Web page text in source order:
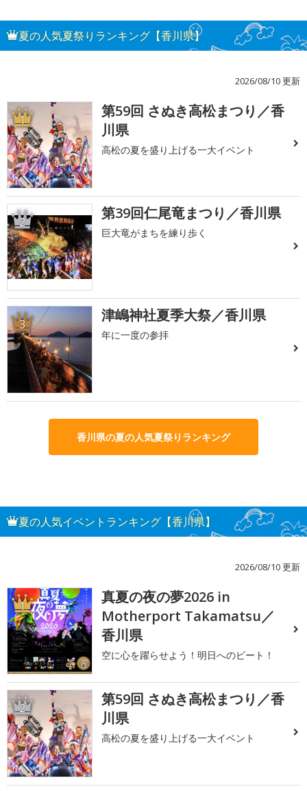
夏の人気夏祭りランキング【香川県】
2026/08/10 更新
1
第59回 さぬき高松まつり／香
川県
高松の夏を盛り上げる一大イベント
2 第39回仁尾竜まつり／香川県
巨大竜がまちを練り歩く
3 津嶋神社夏季大祭／香川県
年に一度の参拝
香川県の夏の人気夏祭りランキング
夏の人気イベントランキング【香川県】
2026/08/10 更新
1
真夏の夜の夢2026 in
Motherport Takamatsu／
香川県
空に心を躍らせよう！明日へのビート！
2
第59回 さぬき高松まつり／香
川県
高松の夏を盛り上げる一大イベント